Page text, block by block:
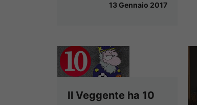
13 Gennaio 2017
Il Veggente ha 10